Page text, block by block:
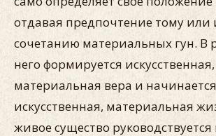
отдавая предпочтение тому или
сочетанию материальных гун. В
него формируется искусственная,
материальная вера и
искусственная, материальная
живое существо